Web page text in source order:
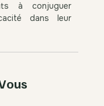
à conjuguer
dans leur